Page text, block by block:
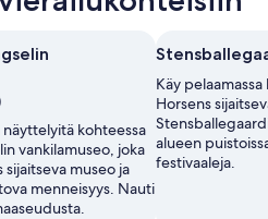
kohteessa
vankilamuseo, joka
museo ja
menneisyys. Nauti
Käy
Horsens
alueen
festivaaleja.